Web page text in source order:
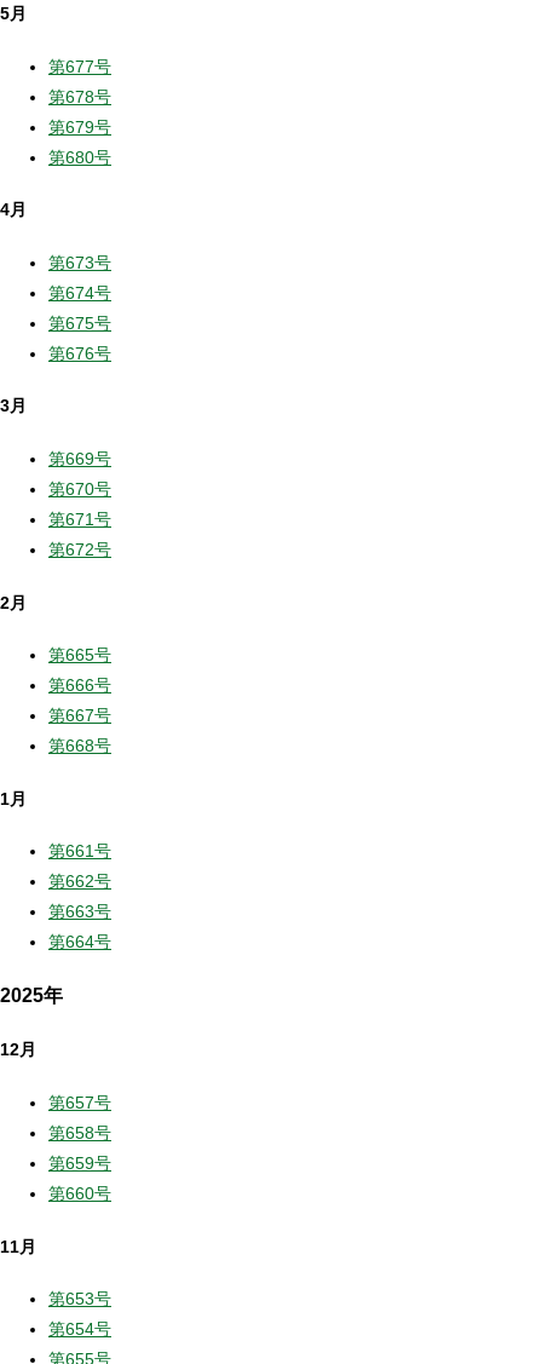
5月
第677号
第678号
第679号
第680号
4月
第673号
第674号
第675号
第676号
3月
第669号
第670号
第671号
第672号
2月
第665号
第666号
第667号
第668号
1月
第661号
第662号
第663号
第664号
2025年
12月
第657号
第658号
第659号
第660号
11月
第653号
第654号
第655号